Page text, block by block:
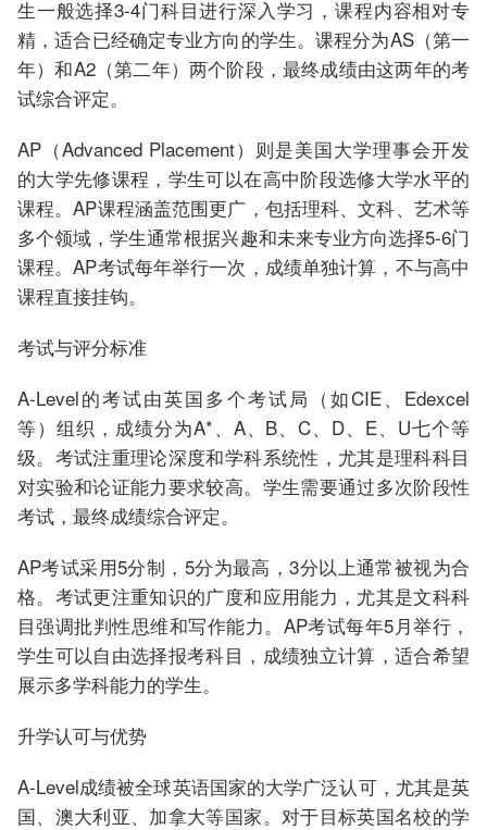
生一般选择3-4门科目进行深入学习，课程内容相对专
精，适合已经确定专业方向的学生。课程分为AS（第一
年）和A2（第二年）两个阶段，最终成绩由这两年的考
试综合评定。
AP（Advanced Placement）则是美国大学理事会开发
的大学先修课程，学生可以在高中阶段选修大学水平的
课程。AP课程涵盖范围更广，包括理科、文科、艺术等
多个领域，学生通常根据兴趣和未来专业方向选择5-6门
课程。AP考试每年举行一次，成绩单独计算，不与高中
课程直接挂钩。
考试与评分标准
A-Level的考试由英国多个考试局（如CIE、Edexcel
等）组织，成绩分为A*、A、B、C、D、E、U七个等
级。考试注重理论深度和学科系统性，尤其是理科科目
对实验和论证能力要求较高。学生需要通过多次阶段性
考试，最终成绩综合评定。
AP考试采用5分制，5分为最高，3分以上通常被视为合
格。考试更注重知识的广度和应用能力，尤其是文科科
目强调批判性思维和写作能力。AP考试每年5月举行，
学生可以自由选择报考科目，成绩独立计算，适合希望
展示多学科能力的学生。
升学认可与优势
A-Level成绩被全球英语国家的大学广泛认可，尤其是英
国、澳大利亚、加拿大等国家。对于目标英国名校的学